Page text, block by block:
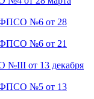
ФПСО №6 от 28
ФПСО №6 от 21
№III от 13 декабря
ФПСО №5 от 13